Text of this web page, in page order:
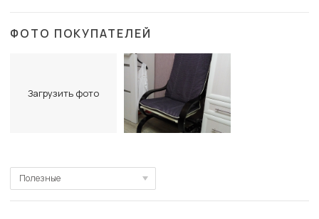
ФОТО ПОКУПАТЕЛЕЙ
Загрузить фото
Полезные
Полезные